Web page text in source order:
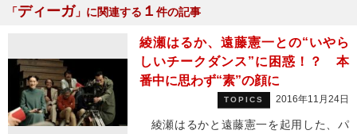
「ディーガ 」に関連する １ 件の記事
綾瀬はるか、遠藤憲一との“いやら
しいチークダンス”に困惑！？ 本
番中に思わず“素”の顔に
TOPICS 2016年11月24日
綾瀬はるかと遠藤憲一を起用した、パ